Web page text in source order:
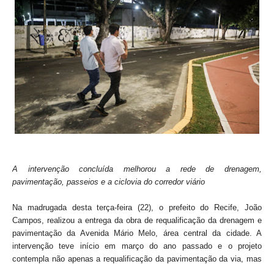
A intervenção concluída melhorou a rede de drenagem,
pavimentação, passeios e a ciclovia do corredor viário
Na madrugada desta terça-feira (22), o prefeito do Recife, João
Campos, realizou a entrega da obra de requalificação da drenagem e
pavimentação da Avenida Mário Melo, área central da cidade. A
intervenção teve início em março do ano passado e o projeto
contempla não apenas a requalificação da pavimentação da via, mas